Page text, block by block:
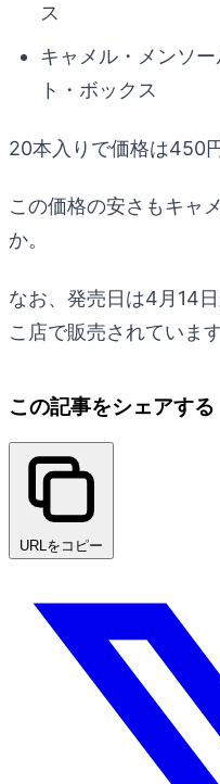
ス
キャメル・メンソ
ト・ボックス
20本入りで価格は450
この価格の安さもキャ
か。
なお、発売日は4月14
こ店で販売されています
この記事をシェアする
URLをコピー